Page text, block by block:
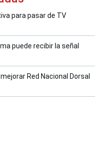
para pasar de TV
puede recibir la señal
Red Nacional Dorsal